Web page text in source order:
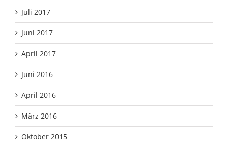
Juli 2017
Juni 2017
April 2017
Juni 2016
April 2016
März 2016
Oktober 2015